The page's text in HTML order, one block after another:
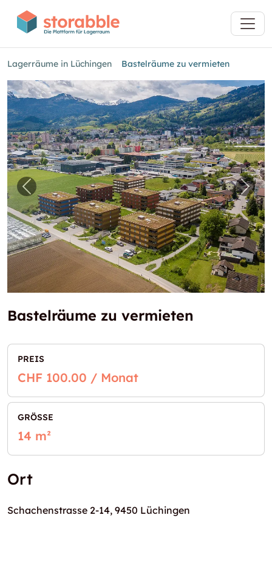
Lagerräume in Lüchingen Bastelräume zu vermieten
Vorheriges Bild für "Bastelräume zu
Bastelräume zu vermieten
PREIS
CHF 100.00 / Monat
GRÖSSE
14 m²
Ort
Schachenstrasse 2-14, 9450 Lüchingen